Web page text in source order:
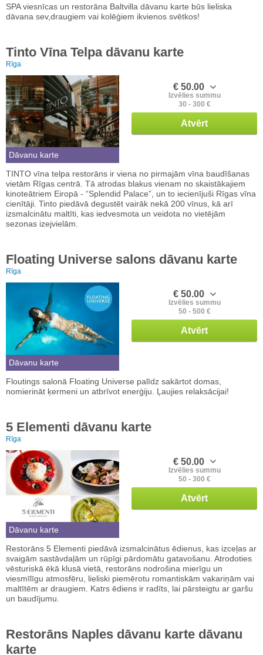
SPA viesnīcas un restorāna Baltvilla dāvanu karte būs lieliska
dāvana sev,draugiem vai kolēģiem ikvienos svētkos!
Tinto Vīna Telpa dāvanu karte
Rīga
Dāvanu karte
€ 50.00
Izvēlies summu
30 - 300 €
Atvērt
TINTO vīna telpa restorāns ir viena no pirmajām vīna baudīšanas
vietām Rīgas centrā. Tā atrodas blakus vienam no skaistākajiem
kinoteātriem Eiropā - “Splendid Palace”, un to iecienījuši Rīgas vīna
cienītāji. Tinto piedāvā degustēt vairāk nekā 200 vīnus, kā arī
izsmalcinātu maltīti, kas iedvesmota un veidota no vietējām
sezonas izejvielām.
Floating Universe salons dāvanu karte
Rīga
Dāvanu karte
€ 50.00
Izvēlies summu
50 - 500 €
Atvērt
Floutings salonā Floating Universe palīdz sakārtot domas,
nomierināt ķermeni un atbrīvot enerģiju. Ļaujies relaksācijai!
5 Elementi dāvanu karte
Rīga
Dāvanu karte
€ 50.00
Izvēlies summu
50 - 300 €
Atvērt
Restorāns 5 Elementi piedāvā izsmalcinātus ēdienus, kas izceļas ar
svaigām sastāvdaļām un rūpīgi pārdomātu gatavošanu. Atrodoties
vēsturiskā ēkā klusā vietā, restorāns nodrošina mierīgu un
viesmīlīgu atmosfēru, lieliski piemērotu romantiskām vakariņām vai
maltītēm ar draugiem. Katrs ēdiens ir radīts, lai pārsteigtu ar garšu
un baudījumu.
Restorāns Naples dāvanu karte dāvanu
karte